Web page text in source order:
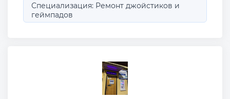
Специализация: Ремонт джойстиков и
геймпадов